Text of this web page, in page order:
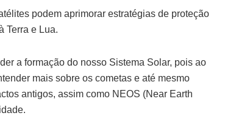
podem aprimorar estratégias de proteção
Terra e Lua.
a formação do nosso Sistema Solar, pois ao
mais sobre os cometas e até mesmo
antigos, assim como NEOS (Near Earth